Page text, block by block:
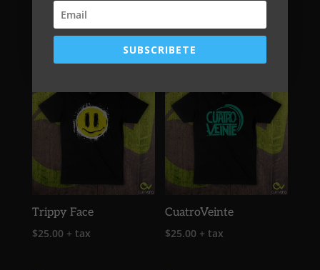
FlytLab CTRL
80.00 + tax
$25.00 + tax
Trippy Face
$25.00 + tax
CuatroVeinte
$25.00 + tax
SUBSCRIBETE